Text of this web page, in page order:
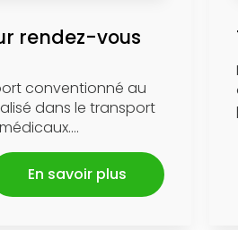
rendez-vous
conventionné au
dans le transport
En savoir plus